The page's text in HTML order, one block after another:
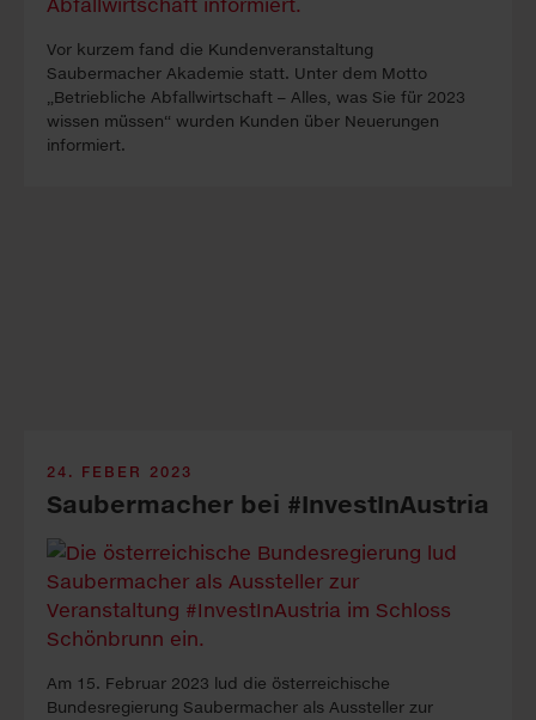
Vor kurzem fand die Kundenveranstaltung
Saubermacher Akademie statt. Unter dem Motto
„Betriebliche Abfallwirtschaft – Alles, was Sie für 2023
wissen müssen“ wurden Kunden über Neuerungen
informiert.
24. FEBER 2023
Saubermacher bei #InvestInAustria
Am 15. Februar 2023 lud die österreichische
Bundesregierung Saubermacher als Aussteller zur